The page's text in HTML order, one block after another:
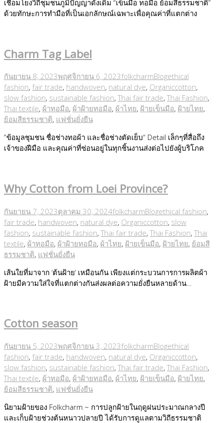
เชื่อมโยงวิถีชุมชนภูมิปัญญาดั้งเดิม “เข็นมือ ทอมือ ย้อมสีธรรมชาติ”
ด้วยทักษะการทำมือที่เป็นเอกลักษณ์เฉพาะเพื่อคุณค่าที่แตกต่าง
Charm Tag Label
กันยายน 8, 2023พฤศจิกายน 6, 2023folkcharmBlogethical
fashion, fair trade, handwoven, natural dye, Organiccotton,
slow fashion, sustainable fashion,Thai fair trade,Thai Fashion,
Thai textile, ผ้าทอมือ, ผ้าฝ้ายทอมือ, ผ้าไทย, ฝ้ายเข็นมือ, ฝ้ายไทย,
ย้อมสีธรรมชาติ, แฟชั่นยั่งยืน
”ข้อมูลชุมชน ชื่อช่างทอผ้า และชื่อช่างตัดเย็บ“ Detail เล็กๆที่สื่อถึง
เจ้าของฝีมือ และคุณค่าที่ซ่อนอยู่ในทุกชิ้นงานส่งต่อไปยังผู้บริโภค
Why Cotton from Loei Province?
กันยายน 7, 2023ตุลาคม 30, 2024folkcharmBlogethical fashion,
fair trade, handwoven, natural dye, Organiccotton, slow
fashion, sustainable fashion,Thai fair trade,Thai Fashion,Thai
textile, ผ้าทอมือ, ผ้าฝ้ายทอมือ, ผ้าไทย, ฝ้ายเข็นมือ, ฝ้ายไทย, ย้อมสี
ธรรมชาติ, แฟชั่นยั่งยืน
เส้นใยที่มาจาก ‘ต้นฝ้าย‘ เหมือนกัน เพียงแต่กระบวนการการผลิตผ้า
ฝ้ายมีความใส่ใจที่แตกต่างกันส่งผลต่อความยั่งยืนหลายด้าน…
Cotton season
กันยายน 5, 2023พฤศจิกายน 3, 2023folkcharmBlogethical
fashion, fair trade, handwoven, natural dye, Organiccotton,
slow fashion, sustainable fashion,Thai fair trade,Thai Fashion,
Thai textile, ผ้าทอมือ, ผ้าฝ้ายทอมือ, ผ้าไทย, ฝ้ายเข็นมือ, ฝ้ายไทย,
ย้อมสีธรรมชาติ, แฟชั่นยั่งยืน
นิยามฝ้ายของ Folkcharm ~ การปลูกฝ้ายในฤดูฝนประมาณกลางปี
และเก็บฝ้ายช่วงต้นหนาวปลายปี ได้รับการดูแลตามวิถีธรรมชาติ